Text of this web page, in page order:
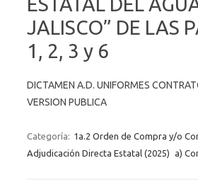
JALISCO” DE LAS
1, 2, 3 y 6
DICTAMEN A.D. UNIFORMES
VERSION PUBLICA
Categoría: 1a.2 Orden de Compra y/o
Adjudicación Directa Estatal (2025)
a)